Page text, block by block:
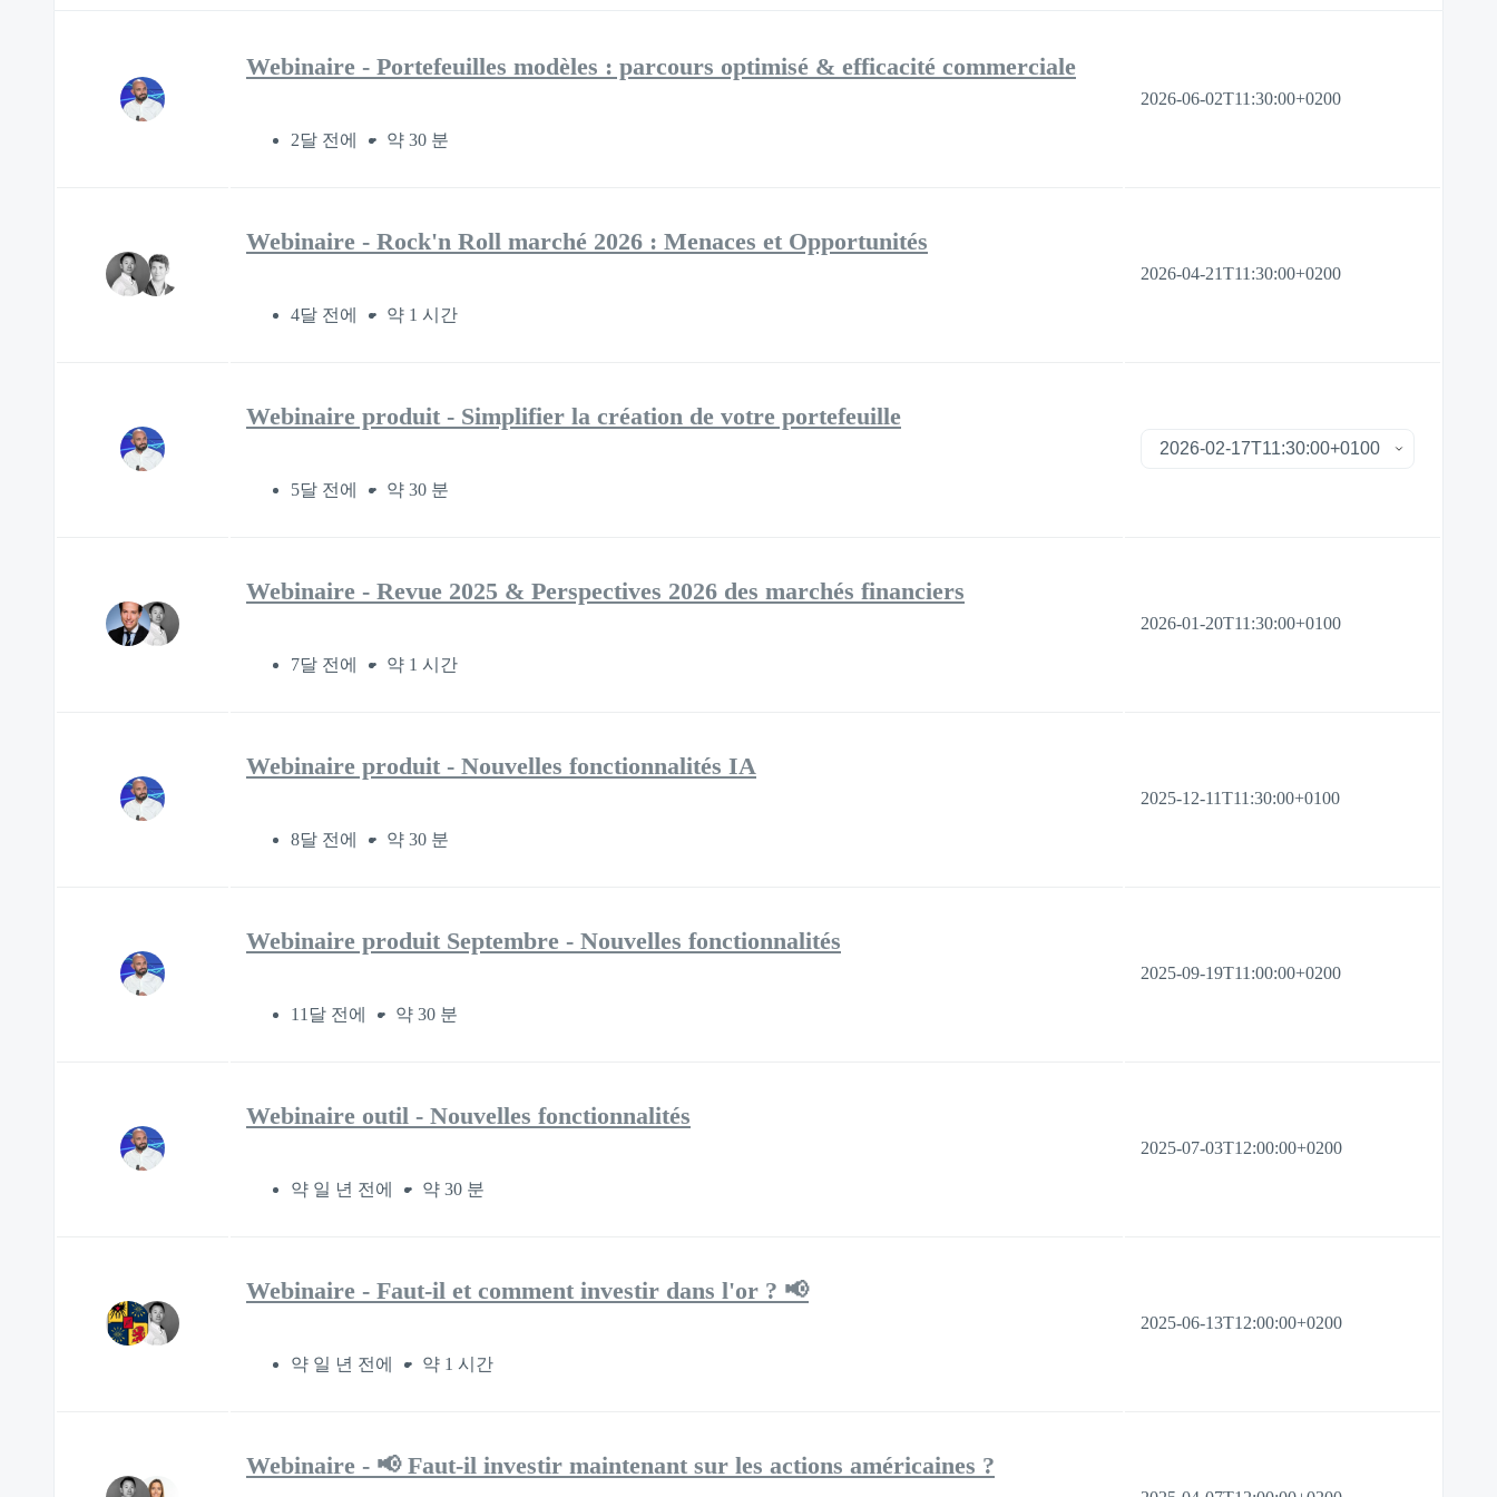
Webinaire - Portefeuilles modèles : parcours optimisé & efficacité commerciale
2달 전에 약 30 분
2026-06-02T11:30:00+0200
Webinaire - Rock'n Roll marché 2026 : Menaces et Opportunités
4달 전에 약 1 시간
2026-04-21T11:30:00+0200
Webinaire produit - Simplifier la création de votre portefeuille
5달 전에 약 30 분
Webinaire - Revue 2025 & Perspectives 2026 des marchés financiers
7달 전에 약 1 시간
2026-01-20T11:30:00+0100
Webinaire produit - Nouvelles fonctionnalités IA
8달 전에 약 30 분
2025-12-11T11:30:00+0100
Webinaire produit Septembre - Nouvelles fonctionnalités
11달 전에 약 30 분
2025-09-19T11:00:00+0200
Webinaire outil - Nouvelles fonctionnalités
약 일 년 전에 약 30 분
2025-07-03T12:00:00+0200
Webinaire - Faut-il et comment investir dans l'or ? 📢
약 일 년 전에 약 1 시간
2025-06-13T12:00:00+0200
Webinaire - 📢 Faut-il investir maintenant sur les actions américaines ?